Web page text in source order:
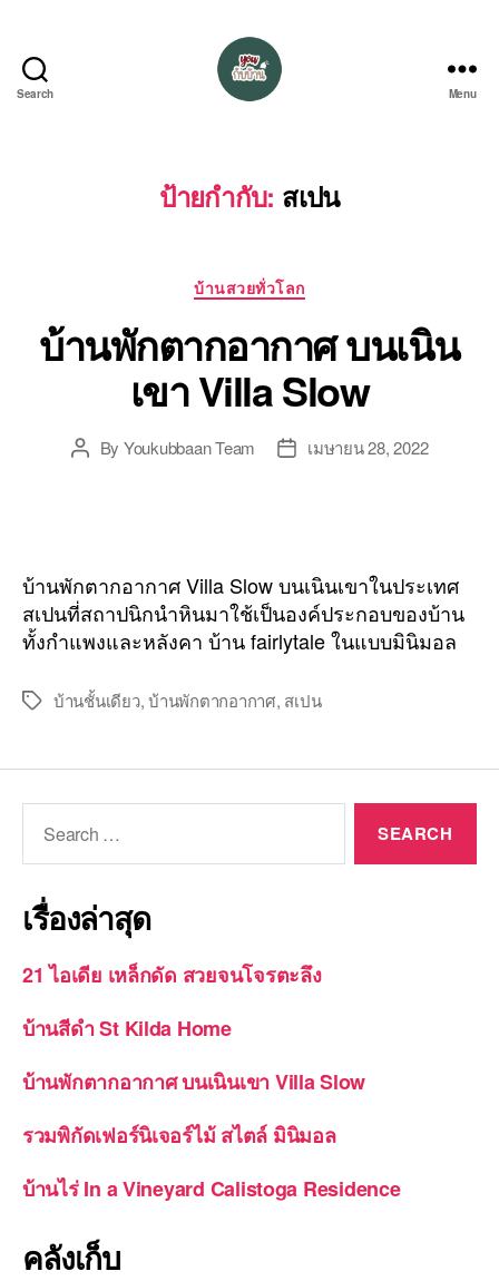
Search Menu
ป้ายกำกับ: สเปน
Categories
บ้านสวยทั่วโลก
บ้านพักตากอากาศ บนเนิน
เขา Villa Slow
PostBy Youkubbaan Team
Postเมษายน 28, 2022
บ้านพักตากอากาศ Villa Slow บนเนินเขาในประเทศ
สเปนที่สถาปนิกนำหินมาใช้เป็นองค์ประกอบของบ้าน
ทั้งกำแพงและหลังคา บ้าน fairlytale ในแบบมินิมอล
Tagsบ้านชั้นเดียว,บ้านพักตากอากาศ, สเปน
เรื่องล่าสุด
21 ไอเดีย เหล็กดัด สวยจนโจรตะลึง
บ้านสีดำ St Kilda Home
บ้านพักตากอากาศ บนเนินเขา Villa Slow
รวมพิกัดเฟอร์นิเจอร์ไม้ สไตล์ มินิมอล
บ้านไร่ In a Vineyard Calistoga Residence
คลังเก็บ